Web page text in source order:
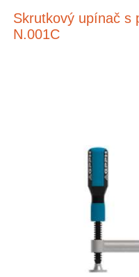
Skrutkový upínač s
N.001C